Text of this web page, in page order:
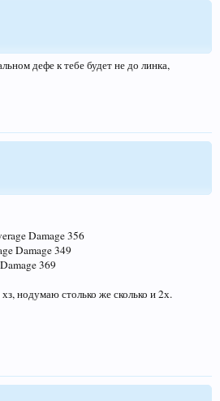
дефе к тебе будет не до линка,
Damage 356
Damage 349
369
нодумаю столько же сколько и 2х.